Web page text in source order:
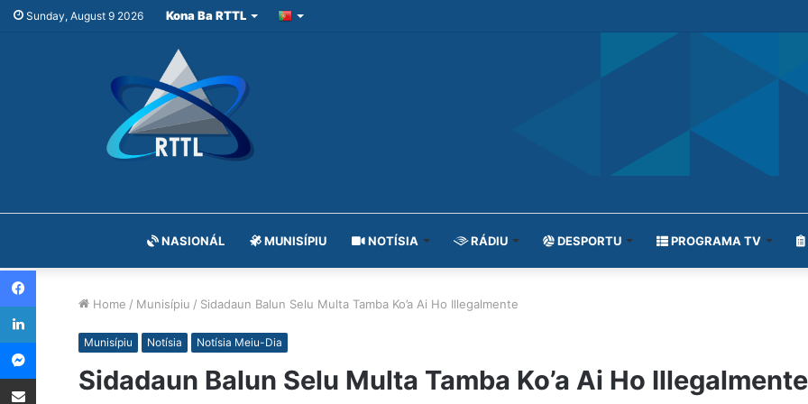
Sunday, August 9 2026 Kona Ba RTTL
NASIONÁL MUNISÍPIU NOTÍSIA RÁDIU DESPORTU PROGRAMA TV
Home / Munisípiu / Sidadaun Balun Selu Multa Tamba Ko’a Ai Ho Illegalmente
Munisípiu Notísia Notísia Meiu-Dia
Sidadaun Balun Selu Multa Tamba Ko’a Ai Ho Illegalmente
Facebook
LinkedIn
Messenger